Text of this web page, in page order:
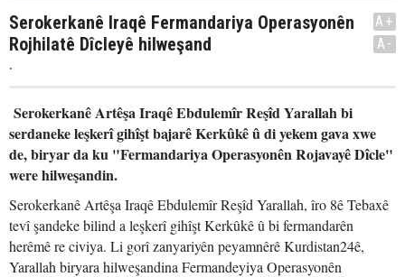
Serokerkanê Iraqê Fermandariya Operasyonên
Rojhilatê Dîcleyê hilweşand
.
A+
A-
Serokerkanê Artêşa Iraqê Ebdulemîr Reşîd Yarallah bi
serdaneke leşkerî gihîşt bajarê Kerkûkê û di yekem gava xwe
de, biryar da ku "Fermandariya Operasyonên Rojavayê Dîcle"
were hilweşandin.
Serokerkanê Artêşa Iraqê Ebdulemîr Reşîd Yarallah, îro 8ê Tebaxê
tevî şandeke bilind a leşkerî gihîşt Kerkûkê û bi fermandarên
herêmê re civiya. Li gorî zanyariyên peyamnêrê Kurdistan24ê,
Yarallah biryara hilweşandina Fermandeyiya Operasyonên